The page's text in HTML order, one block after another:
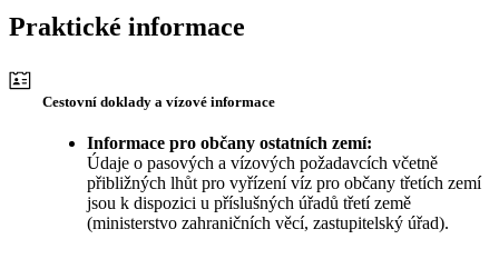
Praktické informace
Cestovní doklady a vízové informace
Informace pro občany ostatních zemí:
Údaje o pasových a vízových požadavcích včetně
přibližných lhůt pro vyřízení víz pro občany třetích zemí
jsou k dispozici u příslušných úřadů třetí země
(ministerstvo zahraničních věcí, zastupitelský úřad).